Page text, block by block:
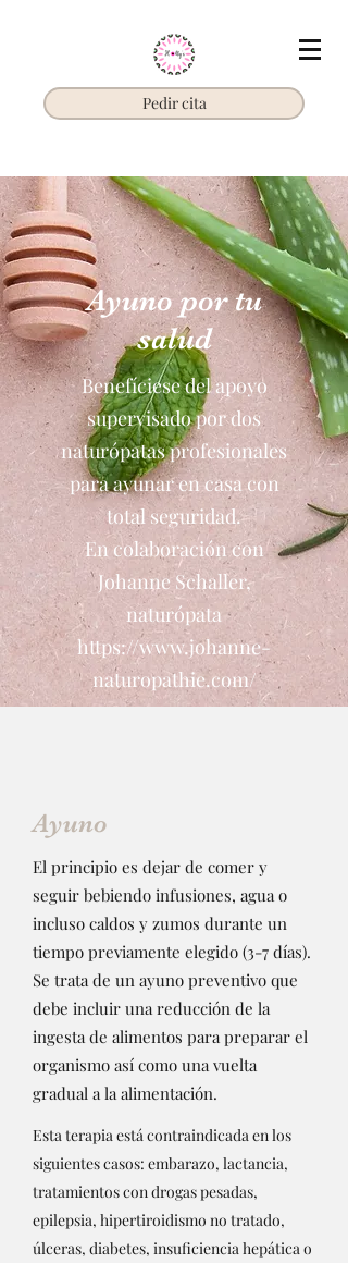
Pedir cita
Ayuno por tu
salud
Benefíciese del apoyo
supervisado por dos
naturópatas profesionales
para ayunar en casa con
total seguridad.
En colaboración con
Johanne Schaller,
naturópata
https://www.johanne-
naturopathie.com/
Ayuno
El principio es dejar de comer y
seguir bebiendo infusiones, agua o
incluso caldos y zumos durante un
tiempo previamente elegido (3-7 días).
Se trata de un ayuno preventivo que
debe incluir una reducción de la
ingesta de alimentos para preparar el
organismo así como una vuelta
gradual a la alimentación.
Esta terapia está contraindicada en los
siguientes casos: embarazo, lactancia,
tratamientos con drogas pesadas,
epilepsia, hipertiroidismo no tratado,
úlceras, diabetes, insuficiencia hepática o